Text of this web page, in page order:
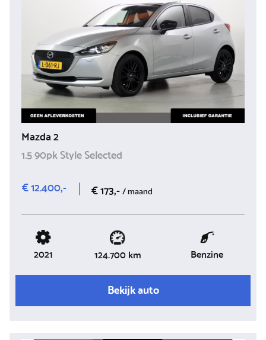
Mazda 2
1.5 90pk Style Selected
€ 12.400,-
€ 173,-/ maand
2021 124.700 km Benzine
Bekijk auto